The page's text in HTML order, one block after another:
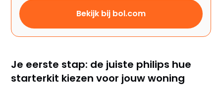
Bekijk bij bol.com
Je eerste stap: de juiste philips hue
starterkit kiezen voor jouw woning